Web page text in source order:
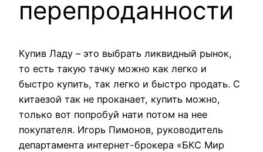
перепроданности
Купив Ладу – это выбрать ликвидный рынок,
то есть такую тачку можно как легко и
быстро купить, так легко и быстро продать. С
китаезой так не проканает, купить можно,
только вот попробуй нати потом на нее
покупателя. Игорь Пимонов, руководитель
департамента интернет-брокера «БКС Мир